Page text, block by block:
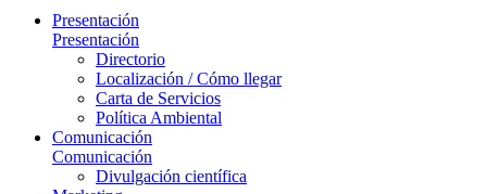
Presentación
Presentación
Directorio
Localización / Cómo llegar
Carta de Servicios
Política Ambiental
Comunicación
Comunicación
Divulgación científica